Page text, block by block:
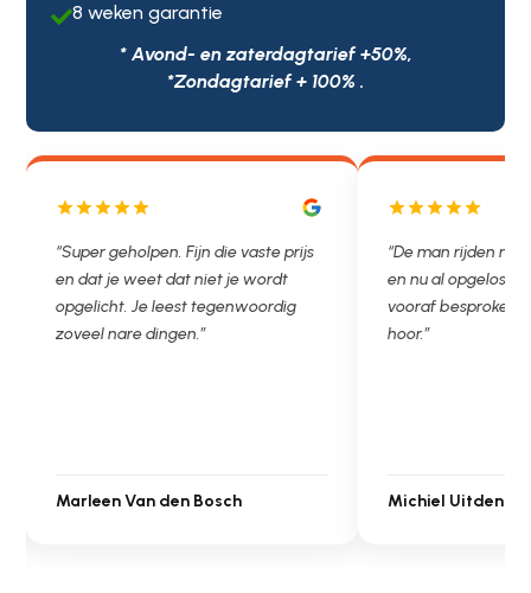
8 weken garantie
* Avond- en zaterdagtarief +50%,
*Zondagtarief + 100% .
“De man rijden net weg. 11.00 gebeld
en nu al opgelost voor een vast en
vooraf besproken tarief. Lekker
hoor.”
Michiel Uitdenbongerd
“Wat een fijn
met een
je niet zo goed bij
Ontstoppen.nl had
Sarah Touat